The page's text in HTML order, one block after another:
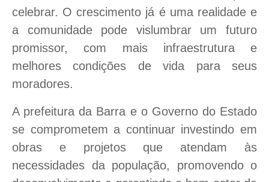
celebrar. O crescimento já é uma realidade e
a comunidade pode vislumbrar um futuro
promissor, com mais infraestrutura e
melhores condições de vida para seus
moradores.
A prefeitura da Barra e o Governo do Estado
se comprometem a continuar investindo em
obras e projetos que atendam às
necessidades da população, promovendo o